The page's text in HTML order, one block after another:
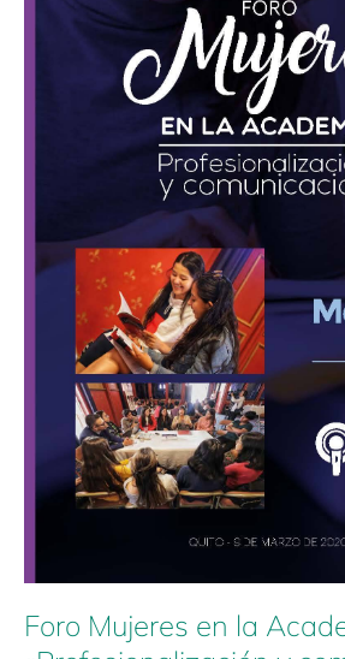
Foro Mujeres en la
Academia
«Profesionalización
comunicación»